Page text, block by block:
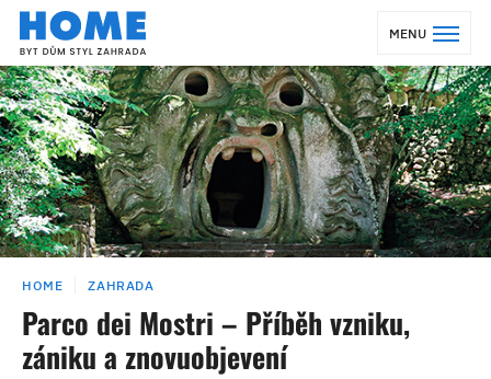
MENU
HOME ZAHRADA
Parco dei Mostri – Příběh vzniku,
zániku a znovuobjevení